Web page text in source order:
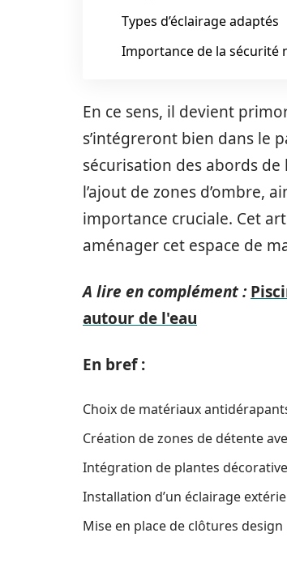
Types d’éclairage adaptés
Importance de la sécurité
En ce sens, il devient
s’intégreront bien dans le
sécurisation des abords
l’ajout de zones d’ombre,
importance cruciale. Cet
aménager cet espace de
A lire en complément :
autour de l'eau
En bref :
Choix de matériaux
Création de zones de détente
Intégration de plantes
Installation d’un éclairage
Mise en place de clôtures